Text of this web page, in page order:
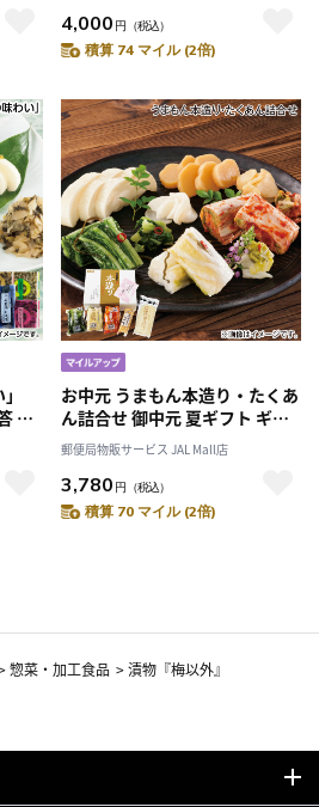
4,000 円 （税込）
積算 74 マイル (2倍)
送
お中元 うまもん本造り・たくあ
ん詰合せ 御中元 夏ギフト ギフ
ト 贈答 プレゼント 送料込み
郵便局物販サービス JAL Mall店
3,780 円 （税込）
積算 70 マイル (2倍)
惣菜・加工食品 >漬物『梅以外』